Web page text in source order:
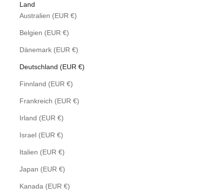
Land
Australien (EUR €)
Belgien (EUR €)
Dänemark (EUR €)
Deutschland (EUR €)
Finnland (EUR €)
Frankreich (EUR €)
Irland (EUR €)
Israel (EUR €)
Italien (EUR €)
Japan (EUR €)
Kanada (EUR €)